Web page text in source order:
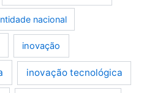
nacional
inovação
inovação tecnológica